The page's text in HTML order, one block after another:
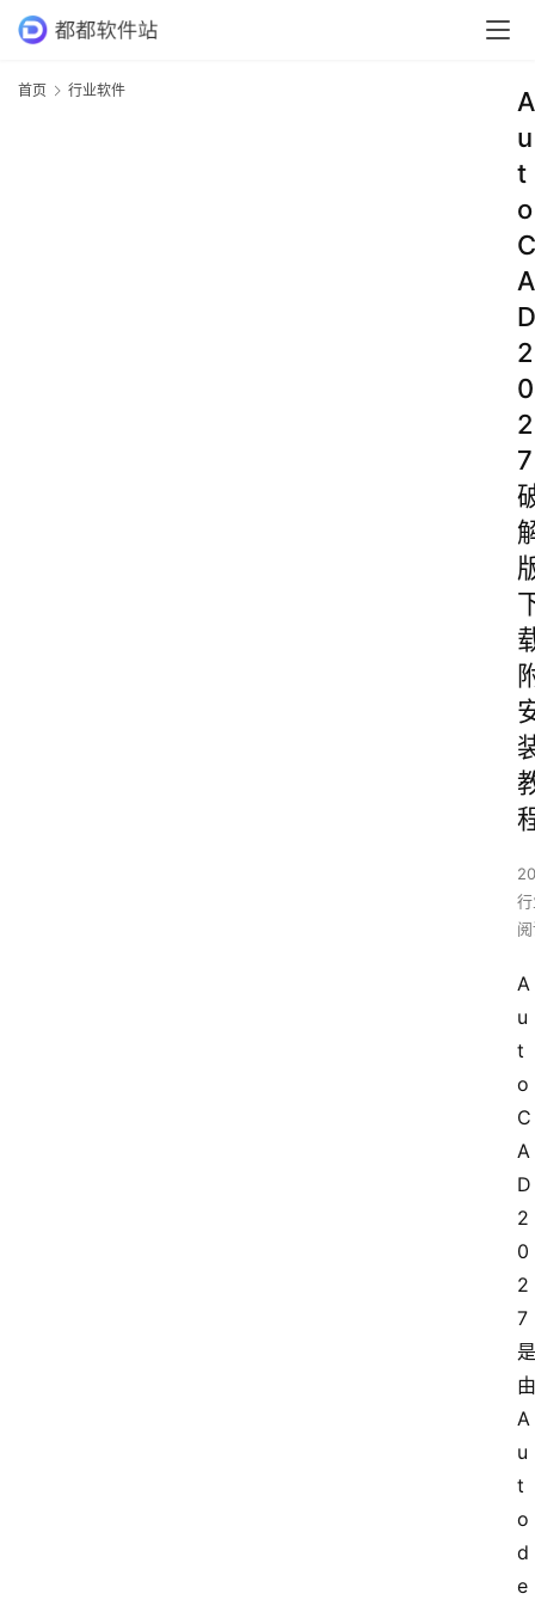
首页 行业软件
A
u
t
o
C
A
D
2
0
2
7
A
u
t
o
C
A
D
2
0
2
7
是
由
A
u
t
o
d
e